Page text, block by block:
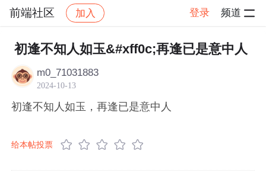
前端社区 加入 登录 频道
社区 前端社区 感慨 帖子详情
初逢不知人如玉&#xff0c;再逢已是意中人
m0_71031883
2024-10-13
初逢不知人如玉，再逢已是意中人
给本帖投票